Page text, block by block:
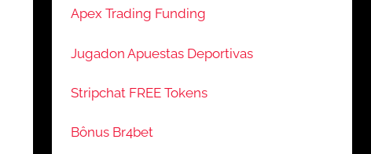
Apex Trading Funding
Jugadon Apuestas Deportivas
Stripchat FREE Tokens
Bônus Br4bet